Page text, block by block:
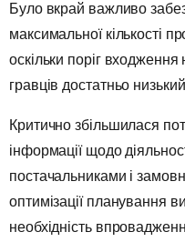
Було вкрай важливо
максимальної кількості
оскільки поріг
гравців достатньо
Критично збільшилася
інформації щодо
постачальниками і
оптимізації планування
необхідність